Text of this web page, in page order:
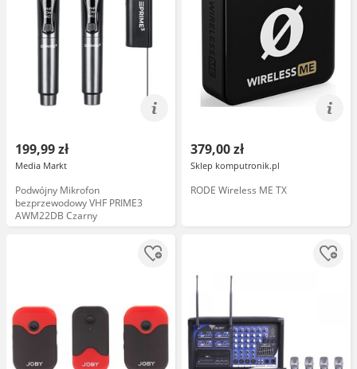
199,99 zł
Media Markt
Podwójny Mikrofon
bezprzewodowy VHF PRIME3
AWM22DB Czarny
379,00 zł
Sklep komputronik.pl
RODE Wireless ME TX